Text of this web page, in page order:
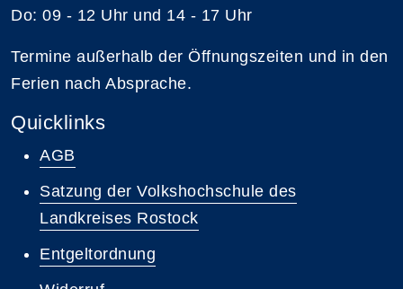
Do: 09 - 12 Uhr und 14 - 17 Uhr
Termine außerhalb der Öffnungszeiten und in den
Ferien nach Absprache.
Quicklinks
AGB
Satzung der Volkshochschule des
Landkreises Rostock
Entgeltordnung